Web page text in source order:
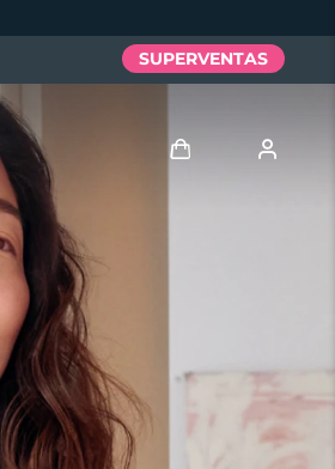
SUPERVENTAS
Mis pedidos
Mis direcciones